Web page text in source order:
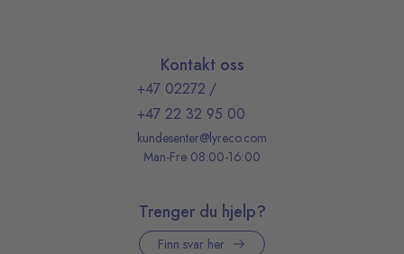
Kontakt oss
+47 02272 /
+47 22 32 95 00
kundesenter@lyreco.com
Man-Fre 08:00-16:00
Trenger du hjelp?
Finn svar her